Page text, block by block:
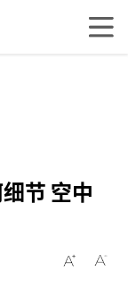
节 空中